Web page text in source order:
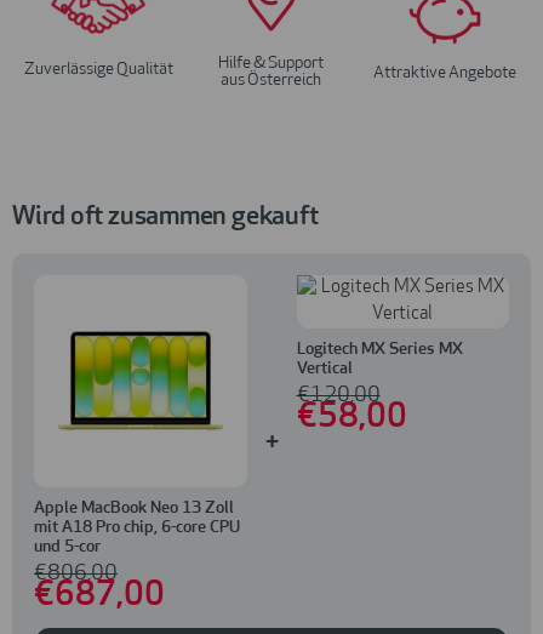
Zuverlässige Qualität
Hilfe & Support
aus Österreich
Attraktive Angebote
Wird oft zusammen gekauft
Apple MacBook Neo 13 Zoll
mit A18 Pro chip, 6-core CPU
und 5-cor
€806,00
€687,00
+
Logitech MX Series MX
Vertical
€120,00
€58,00